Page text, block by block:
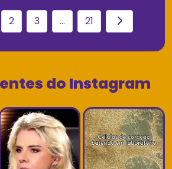
2 3 ... 21
do Instagram